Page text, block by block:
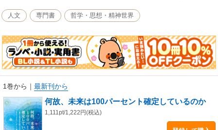
人文 専門書 哲学・思想・精神世界
1巻から ｜ 最新刊から
何故、未来は100パーセント確定しているのか
1,111pt/1,222円(税込)